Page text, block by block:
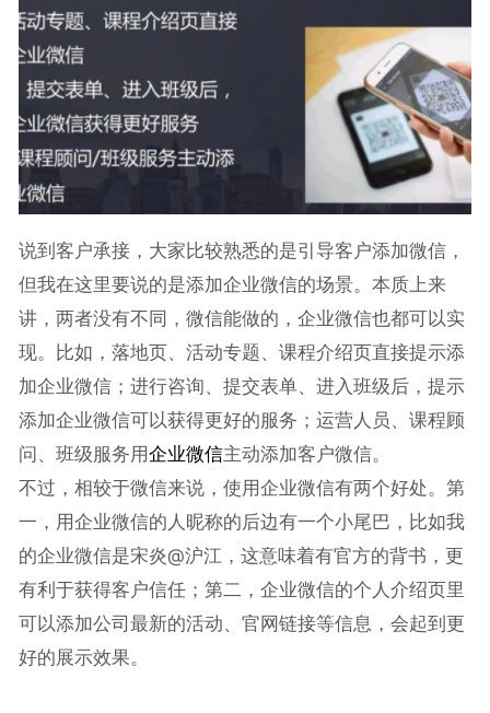
说到客户承接，大家比较熟悉的是引导客户添加微信，
但我在这里要说的是添加企业微信的场景。本质上来
讲，两者没有不同，微信能做的，企业微信也都可以实
现。比如，落地页、活动专题、课程介绍页直接提示添
加企业微信；进行咨询、提交表单、进入班级后，提示
添加企业微信可以获得更好的服务；运营人员、课程顾
问、班级服务用企业微信主动添加客户微信。
不过，相较于微信来说，使用企业微信有两个好处。第
一，用企业微信的人昵称的后边有一个小尾巴，比如我
的企业微信是宋炎@沪江，这意味着有官方的背书，更
有利于获得客户信任；第二，企业微信的个人介绍页里
可以添加公司最新的活动、官网链接等信息，会起到更
好的展示效果。